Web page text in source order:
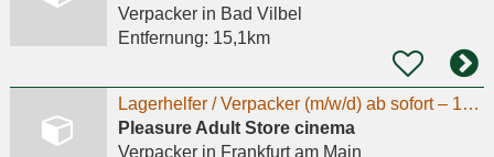
Verpackerin Bad Vilbel
Entfernung: 15,1km
Lagerhelfer / Verpacker (m/w/d) ab sofort – 18,00 € / Std. + Bonus
Pleasure Adult Store cinema
Verpackerin Frankfurt am Main